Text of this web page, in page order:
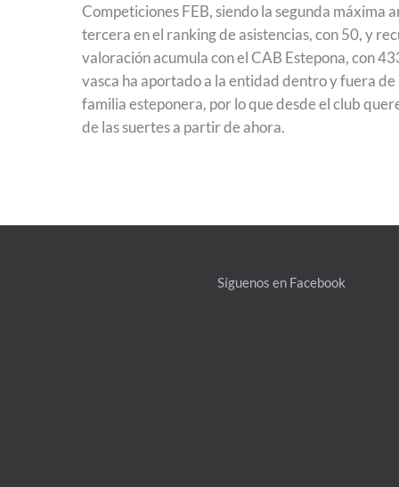
Competiciones FEB, siendo la segunda
tercera en el ranking de asistencias, con 50, y
valoración acumula con el CAB Estepona, con
vasca ha aportado a la entidad dentro y fuera
familia esteponera, por lo que desde el club
de las suertes a partir de ahora.
Síguenos en Facebook